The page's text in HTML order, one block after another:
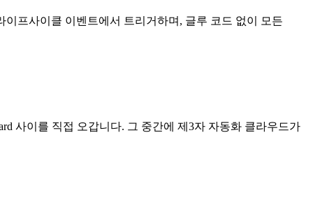
프사이클 이벤트에서 트리거하며, 글루 코드 없이 모든
사이를 직접 오갑니다. 그 중간에 제3자 자동화 클라우드가